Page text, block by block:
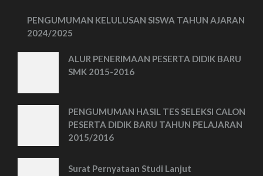
PENGUMUMAN KELULUSAN SISWA TAHUN AJARAN
2024/2025
ALUR PENERIMAAN PESERTA DIDIK BARU
SMK 2015-2016
PENGUMUMAN HASIL TES SELEKSI CALON
PESERTA DIDIK BARU TAHUN PELAJARAN
2015/2016
Surat Pernyataan Studi Lanjut